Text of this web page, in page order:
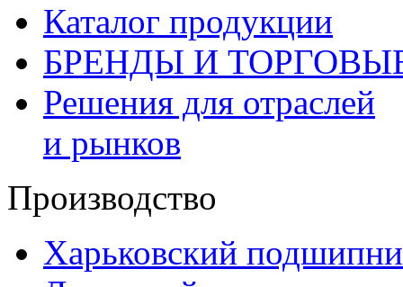
Каталог продукции
БРЕНДЫ И
Решения для отраслей
и рынков
Производство
Харьковский